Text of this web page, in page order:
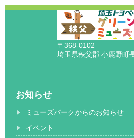
〒368-0102
埼玉県秩父郡 小鹿野町
お知らせ
ミューズパークからのお知らせ
イベント